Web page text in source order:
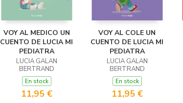
VOY AL MEDICO UN
CUENTO DE LUCIA MI
PEDIATRA
LUCIA GALAN
BERTRAND
En stock
11,95 €
VOY AL COLE UN
CUENTO DE LUCIA MI
PEDIATRA
LUCIA GALAN
BERTRAND
En stock
11,95 €